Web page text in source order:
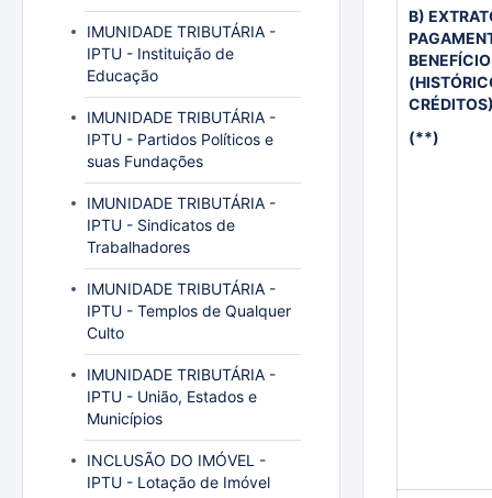
B)
BENEFÍCIO
(**)
IMUNIDADE TRIBUTÁRIA -
IPTU - Instituição de
Educação
IMUNIDADE TRIBUTÁRIA -
IPTU - Partidos Políticos e
suas Fundações
IMUNIDADE TRIBUTÁRIA -
IPTU - Sindicatos de
Trabalhadores
IMUNIDADE TRIBUTÁRIA -
IPTU - Templos de Qualquer
Culto
IMUNIDADE TRIBUTÁRIA -
IPTU - União, Estados e
Municípios
INCLUSÃO DO IMÓVEL -
IPTU - Lotação de Imóvel